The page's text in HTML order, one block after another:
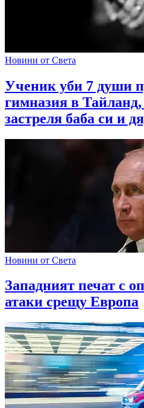
Новини от Света
Ученик уби 7 души
гимназия в Тайланд,
застреля баба си и
Новини от Света
Западният печат с
атаки срещу Европа